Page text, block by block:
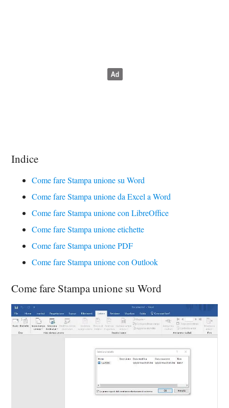
Indice
Come fare Stampa unione su Word
Come fare Stampa unione da Excel a Word
Come fare Stampa unione con LibreOffice
Come fare Stampa unione etichette
Come fare Stampa unione PDF
Come fare Stampa unione con Outlook
Come fare Stampa unione su Word